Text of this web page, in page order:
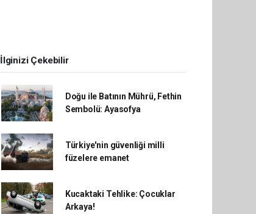
İlginizi Çekebilir
Doğu ile Batının Mührü, Fethin
Sembolü: Ayasofya
Türkiye'nin güvenliği milli
füzelere emanet
Kucaktaki Tehlike: Çocuklar
Arkaya!